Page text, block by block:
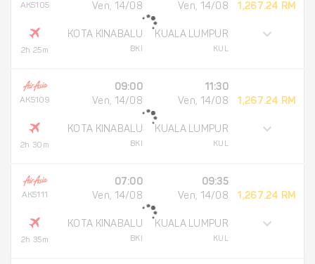
AK5105
2h 25m
Ven, 14/08
KOTA KINABALU
BKI
Ven, 14/08
KUALA LUMPUR
KUL
1,267.24 RM
AK5109
2h 30m
09:00
Ven, 14/08
KOTA KINABALU
BKI
11:30
Ven, 14/08
KUALA LUMPUR
KUL
1,267.24 RM
AK5111
2h 35m
07:00
Ven, 14/08
KOTA KINABALU
BKI
09:35
Ven, 14/08
KUALA LUMPUR
KUL
1,267.24 RM